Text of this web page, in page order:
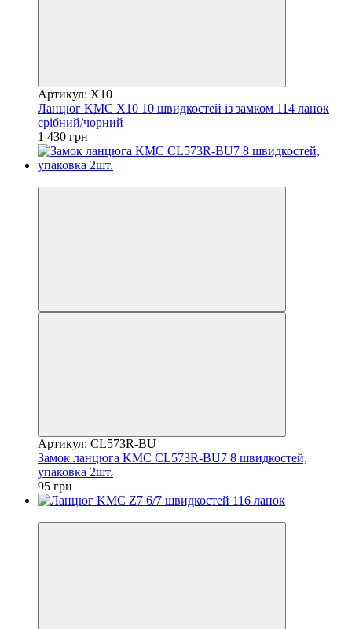
Артикул: X10
Ланцюг KMC X10 10 швидкостей із замком 114 ланок
срібний/чорний
1 430 грн
Артикул: CL573R-BU
Замок ланцюга KMC CL573R-BU7 8 швидкостей,
упаковка 2шт.
95 грн